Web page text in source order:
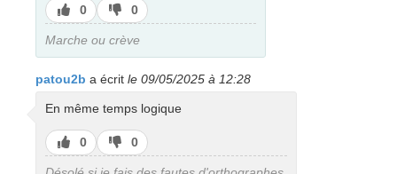
J’aime
0
J’aime
pas
0
Marche ou crève
patou2b a écrit le 09/05/2025 à 12:28
En même temps logique
J’aime
0
J’aime
pas
0